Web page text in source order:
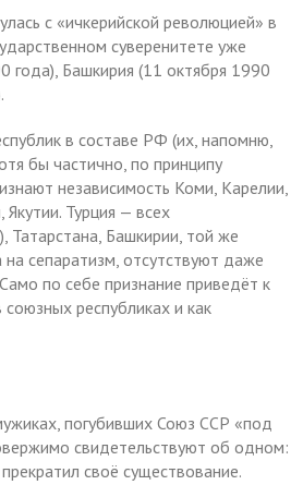
с «ичкерийской революцией» в
суверенитете уже
года), Башкирия (11 октября 1990
в составе РФ (их, напомню,
бы частично, по принципу
независимость Коми, Карелии,
Турция — всех
Татарстана, Башкирии, той же
сепаратизм, отсутствуют даже
по себе признание приведёт к
республиках и как
погубивших Союз ССР «под
свидетельствуют об одном:
своё существование.